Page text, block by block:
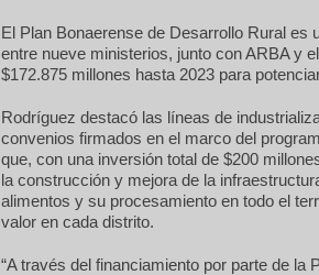
El Plan Bonaerense de Desarrollo Rural es
entre nueve ministerios, junto con ARBA y
$172.875 millones hasta 2023 para
Rodríguez destacó las líneas de
convenios firmados en el marco del
que, con una inversión total de $200
la construcción y mejora de la
alimentos y su procesamiento en todo el
valor en cada distrito.
“A través del financiamiento por parte de